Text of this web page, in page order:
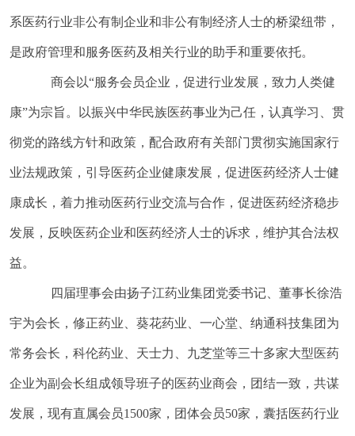
系医药行业非公有制企业和非公有制经济人士的桥梁纽带，
是政府管理和服务医药及相关行业的助手和重要依托。
商会以“服务会员企业，促进行业发展，致力人类健
康”为宗旨。以振兴中华民族医药事业为己任，认真学习、贯
彻党的路线方针和政策，配合政府有关部门贯彻实施国家行
业法规政策，引导医药企业健康发展，促进医药经济人士健
康成长，着力推动医药行业交流与合作，促进医药经济稳步
发展，反映医药企业和医药经济人士的诉求，维护其合法权
益。
四届理事会由扬子江药业集团党委书记、董事长徐浩
宇为会长，修正药业、葵花药业、一心堂、纳通科技集团为
常务会长，科伦药业、天士力、九芝堂等三十多家大型医药
企业为副会长组成领导班子的医药业商会，团结一致，共谋
发展，现有直属会员1500家，团体会员50家，囊括医药行业